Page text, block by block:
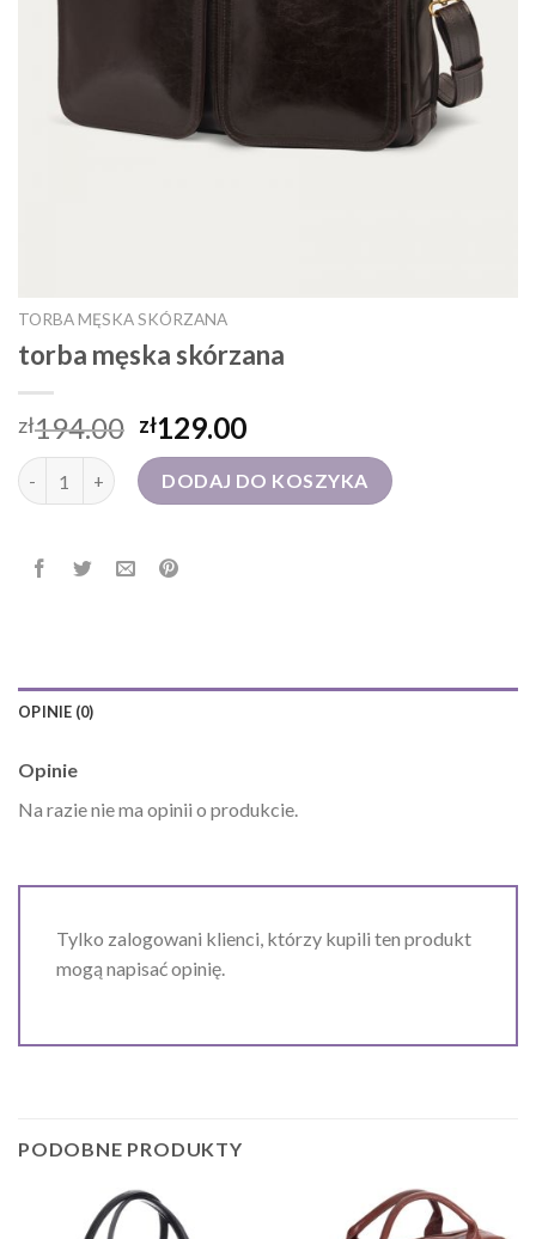
TORBA MĘSKA SKÓRZANA
torba męska skórzana
zł194.00 zł129.00
ilość torba męska skórzanaDODAJ DO KOSZYKA
OPINIE (0)
Opinie
Na razie nie ma opinii o produkcie.
Tylko zalogowani klienci, którzy kupili ten produkt
mogą napisać opinię.
PODOBNE PRODUKTY